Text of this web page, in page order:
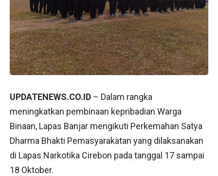
UPDATENEWS.CO.ID – Dalam rangka
meningkatkan pembinaan kepribadian Warga
Binaan, Lapas Banjar mengikuti Perkemahan Satya
Dharma Bhakti Pemasyarakatan yang dilaksanakan
di Lapas Narkotika Cirebon pada tanggal 17 sampai
18 Oktober.